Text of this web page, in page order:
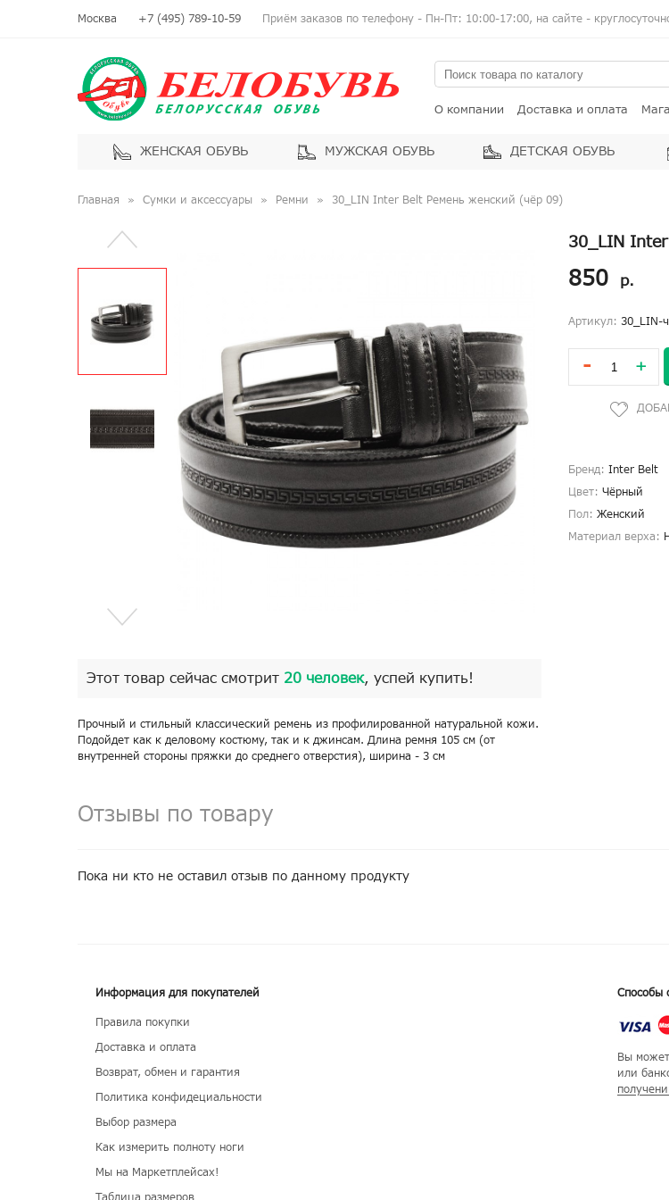
Москва +7 (495) 789-10-59 Приём заказов по телефону - Пн-Пт: 10:00-17:00, на сайте -
О компании Доставка и оплата
ЖЕНСКАЯ ОБУВЬ МУЖСКАЯ ОБУВЬ ДЕТСКАЯ ОБУВЬ
Главная Сумки и аксессуары Ремни 30_LIN Inter Belt Ремень женский (чёр 09)
Этот товар сейчас смотрит 20 человек, успей купить!
Прочный и стильный классический ремень из профилированной натуральной кожи.
Подойдет как к деловому костюму, так и к джинсам. Длина ремня 105 см (от
внутренней стороны пряжки до среднего отверстия), ширина - 3 см
30_LIN
850 р.
Артикул: 30_LIN-
- +
Бренд: Inter Belt
Цвет: Чёрный
Пол: Женский
Материал верха:
Отзывы по товару
Пока ни кто не оставил отзыв по данному продукту
Информация для покупателей
Правила покупки
Доставка и оплата
Возврат, обмен и гарантия
Политика конфидециальности
Выбор размера
Как измерить полноту ноги
Мы на Маркетплейсах!
Способы
Вы
или